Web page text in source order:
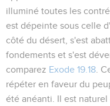
illuminé toutes les
est dépeinte sous celle
côté du désert, s'est
fondements et s'est
comparez Exode 19.18 .
répéter en faveur du
été anéanti. Il est